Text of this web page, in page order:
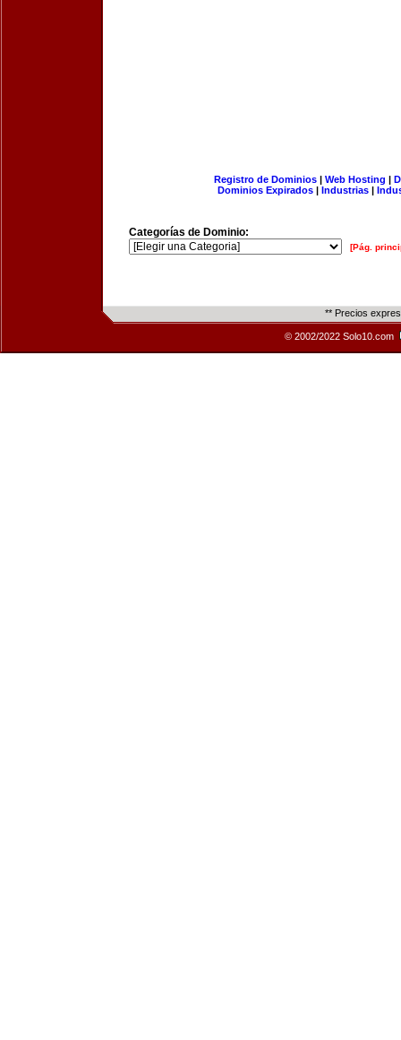
Registro de Dominios| Web Hosting |
Dominios Expirados | Industrias |
Categorías de Dominio:
[Pág.
** Precios
© 2002/2022 Solo10.com